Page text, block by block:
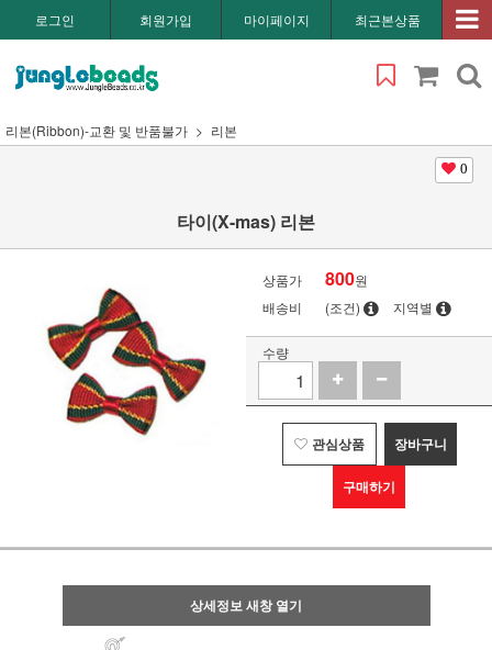
로그인 회원가입 마이페이지 최근본상품
리본(Ribbon)-교환 및 반품불가 리본
0
타이(X-mas) 리본
상품가 800원
배송비
(조건) 지역별
수량
관심상품 장바구니
구매하기
상세정보 새창 열기